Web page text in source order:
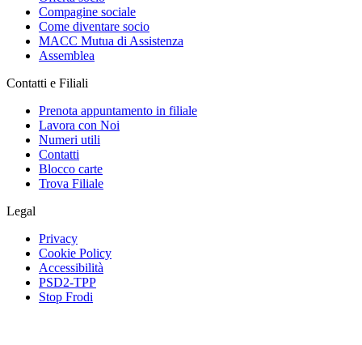
Compagine sociale
Come diventare socio
MACC Mutua di Assistenza
Assemblea
Contatti e Filiali
Prenota appuntamento in filiale
Lavora con Noi
Numeri utili
Contatti
Blocco carte
Trova Filiale
Legal
Privacy
Cookie Policy
Accessibilità
PSD2-TPP
Stop Frodi